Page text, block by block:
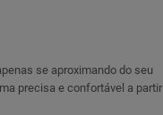
se aproximando do seu
precisa e confortável a partir